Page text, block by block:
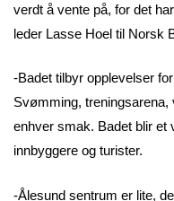
verdt å vente på, for det
leder Lasse Hoel til Norsk
-Badet tilbyr opplevelser
Svømming,
enhver smak. Badet blir et
innbyggere og turister.
-Ålesund sentrum er lite,